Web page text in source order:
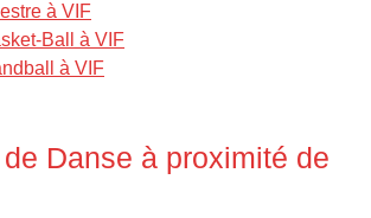
à VIF
Ball à VIF
à VIF
Danse à proximité de